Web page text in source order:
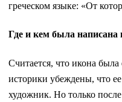
греческом языке: «От
Где и кем была написана
Считается, что икона
историки убеждены, что
художник. Но только